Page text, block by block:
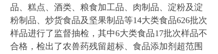
品、糕点、酒类、粮食加工品、肉制品、淀粉及淀
粉制品、炒货食品及坚果制品等14大类食品626批次
样品进行了监督抽检，其中6大类食品17批次样品不
合格，检出了农兽药残留超标、食品添加剂超范围